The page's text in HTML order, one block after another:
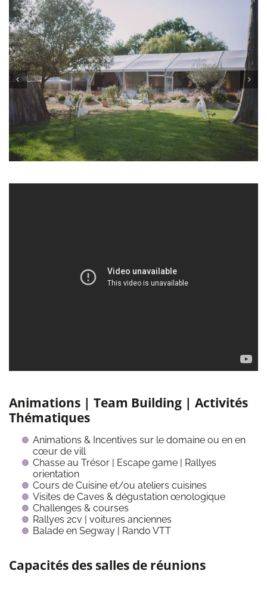
Animations | Team Building | Activités
Thématiques
Animations & Incentives sur le domaine ou en en
cœur de vill
Chasse au Trésor | Escape game | Rallyes
orientation
Cours de Cuisine et/ou ateliers cuisines
Visites de Caves & dégustation œnologique
Challenges & courses
Rallyes 2cv | voitures anciennes
Balade en Segway | Rando VTT
Capacités des salles de réunions